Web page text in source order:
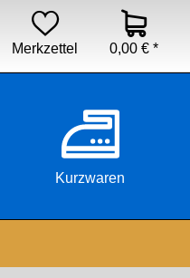

Merkzettel

0,00 € *
Kurzwaren